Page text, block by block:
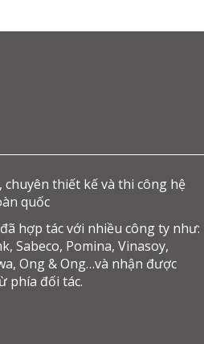
thiết kế và thi công hệ
quốc
hợp tác với nhiều công ty như:
Sabeco, Pomina, Vinasoy,
Ong & Ong…và nhận được
phía đối tác.